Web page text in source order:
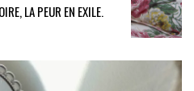
LA PEUR EN EXILE.